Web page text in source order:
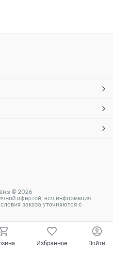
© 2026
офертой, вся информация
заказа уточняются с
Избранное Войти